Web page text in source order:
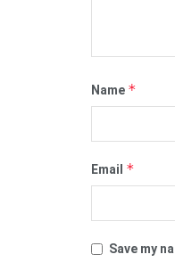
Name *
Email *
Save my